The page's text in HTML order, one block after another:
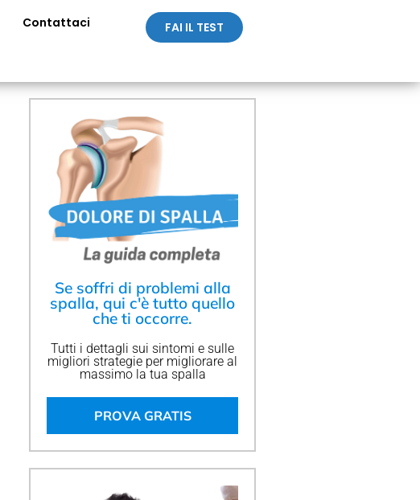
Contattaci FAI IL TEST
Se soffri di problemi alla
spalla, qui c'è tutto quello
che ti occorre.
Tutti i dettagli sui sintomi e sulle
migliori strategie per migliorare al
massimo la tua spalla
PROVA GRATIS